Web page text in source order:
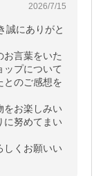
2026/7/15
誠にありがと
お言葉をいた
ップについて
とのご感想を
をお楽しみい
に努めてまい
しくお願いい